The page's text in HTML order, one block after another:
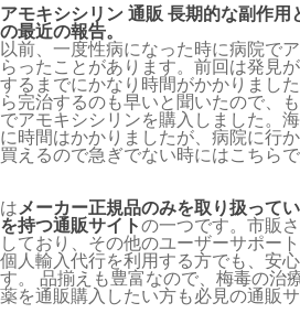
アモキシシリン 通販 長期的な副作
の最近の報告。
以前、一度性病になった時に病院で
らったことがあります。前回は発見
するまでにかなり時間がかかりまし
ら完治するのも早いと聞いたので、
でアモキシシリンを購入しました。
に時間はかかりましたが、病院に行
買えるので急ぎでない時にはこちら
はメーカー正規品のみを取り扱って
を持つ通販サイトの一つです。市販
しており、その他のユーザーサポー
個人輸入代行を利用する方でも、安
す。 品揃えも豊富なので、梅毒の治
薬を通販購入したい方も必見の通販